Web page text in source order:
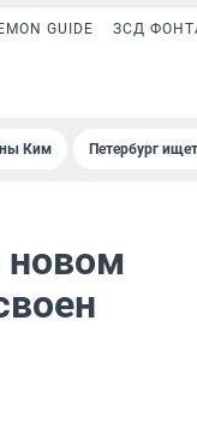
GUIDE ЗСД
Ким Петербург